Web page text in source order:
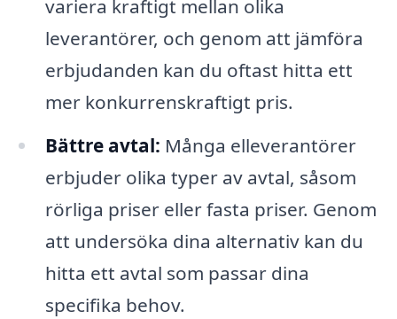
variera kraftigt mellan olika
leverantörer, och genom att jämföra
erbjudanden kan du oftast hitta ett
mer konkurrenskraftigt pris.
Bättre avtal: Många elleverantörer
erbjuder olika typer av avtal, såsom
rörliga priser eller fasta priser. Genom
att undersöka dina alternativ kan du
hitta ett avtal som passar dina
specifika behov.